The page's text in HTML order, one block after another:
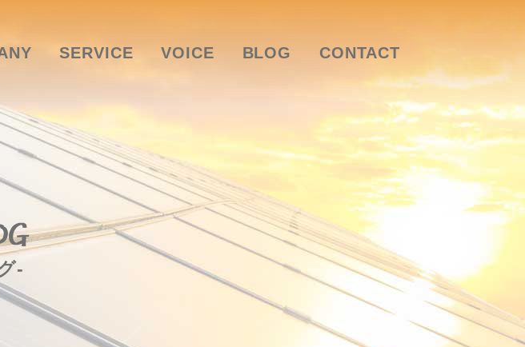
SERVICE VOICE BLOG CONTACT
-